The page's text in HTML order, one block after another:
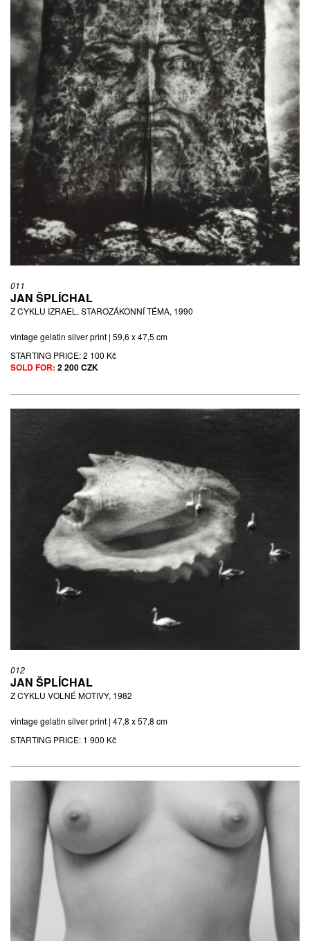
011
JAN ŠPLÍCHAL
Z CYKLU IZRAEL, STAROZÁKONNÍ TÉMA, 1990
vintage gelatin silver print | 59,6 x 47,5 cm
STARTING PRICE:2 100 Kč
SOLD FOR: 2 200 CZK
012
JAN ŠPLÍCHAL
Z CYKLU VOLNÉ MOTIVY, 1982
vintage gelatin silver print | 47,8 x 57,8 cm
STARTING PRICE: 1 900 Kč